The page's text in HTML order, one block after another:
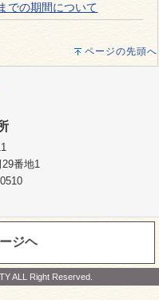
での期間について
ページの先頭へ
番地1
ジヘ
ALL Right Reserved.